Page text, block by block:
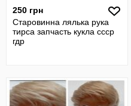
250 грн
Старовинна лялька рука
тирса запчасть кукла ссср
гдр